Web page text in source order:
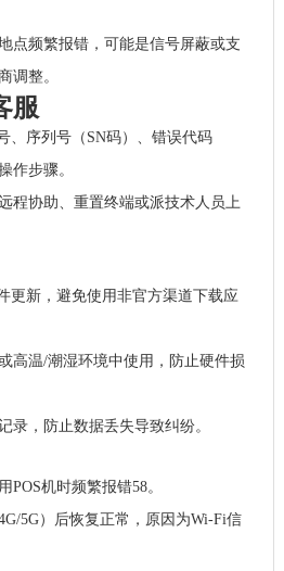
点频繁报错，可能是信号屏蔽或支
调整。
服
、序列号（SN码）、错误代码
作步骤。
程协助、重置终端或派技术人员上
更新，避免使用非官方渠道下载应
高温/潮湿环境中使用，防止硬件损
录，防止数据丢失导致纠纷。
POS机时频繁报错58。
5G）后恢复正常，原因为Wi-Fi信